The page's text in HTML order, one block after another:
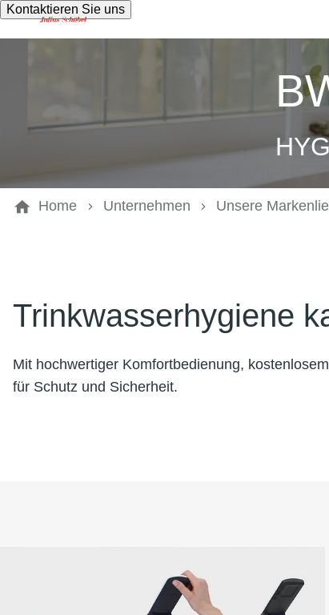
Kontaktieren Sie uns
Home Unternehmen Unsere
Trinkwasserhygiene
Mit hochwertiger Komfortbedienung,
für Schutz und Sicherheit.